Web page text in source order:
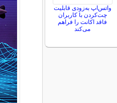
واتس‌اپ به‌زودی قابلیت
چت‌کردن با کاربران
فاقد اکانت را فراهم
می‌کند